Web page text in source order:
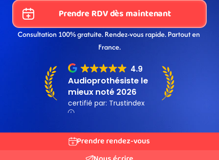
Prendre RDV dès maintenant
Consultation 100% gratuite. Rendez-vous rapide. Partout en
France.
Prendre rendez-vous